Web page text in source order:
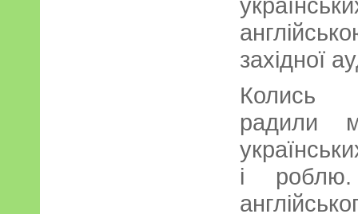
західної
Колись
радили
і